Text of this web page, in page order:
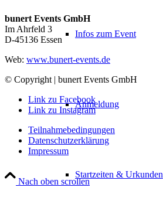
Infos zum Event
Anmeldung
Startzeiten & Urkunden
bunert Events GmbH
Im Ahrfeld 3
D-45136 Essen
Web: www.bunert-events.de
© Copyright | bunert Events GmbH
Link zu Facebook
Link zu Instagram
Teilnahmebedingungen
Datenschutzerklärung
Impressum
Nach oben scrollen